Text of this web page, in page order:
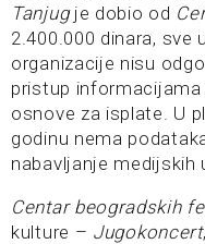
Tanjug je dobio od
2.400.000 dinara, sve
organizacije nisu
pristup
osnove za isplate. U
godinu nema
nabavljanje medijskih
Centar beogradskih
kulture – Jugokoncert,